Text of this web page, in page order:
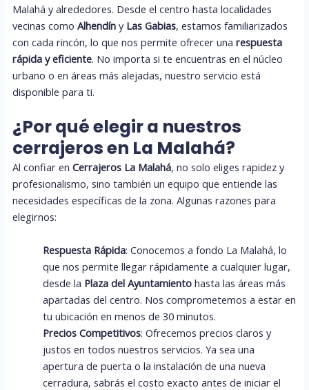
Malahá y alrededores. Desde el centro hasta localidades
vecinas como Alhendíny Las Gabias, estamos familiarizados
con cada rincón, lo que nos permite ofrecer una respuesta
rápida y eficiente. No importa si te encuentras en el núcleo
urbano o en áreas más alejadas, nuestro servicio está
disponible para ti.
¿Por qué elegir a nuestros
cerrajeros en La Malahá?
Al confiar en Cerrajeros La Malahá, no solo eliges rapidez y
profesionalismo, sino también un equipo que entiende las
necesidades específicas de la zona. Algunas razones para
elegirnos:
Respuesta Rápida: Conocemos a fondo La Malahá, lo
que nos permite llegar rápidamente a cualquier lugar,
desde la Plaza del Ayuntamientohasta las áreas más
apartadas del centro. Nos comprometemos a estar en
tu ubicación en menos de 30 minutos.
Precios Competitivos: Ofrecemos precios claros y
justos en todos nuestros servicios. Ya sea una
apertura de puerta o la instalación de una nueva
cerradura, sabrás el costo exacto antes de iniciar el